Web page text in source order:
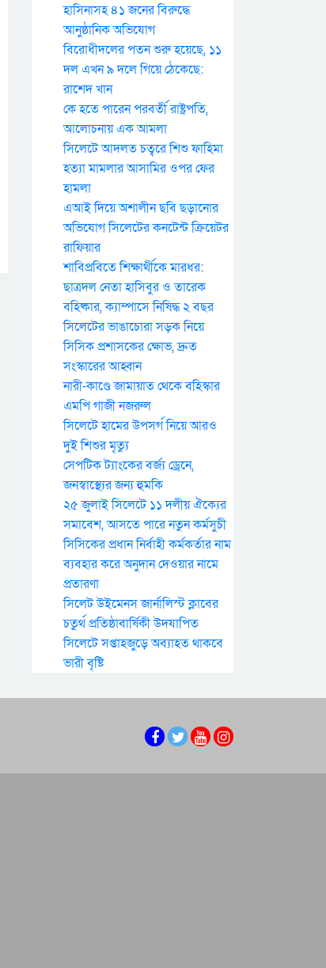
হাসিনাসহ ৪১ জনের বিরুদ্ধে
আনুষ্ঠানিক অভিযোগ
বিরোধীদলের পতন শুরু হয়েছে, ১১
দল এখন ৯ দলে গিয়ে ঠেকেছে:
রাশেদ খান
কে হতে পারেন পরবর্তী রাষ্ট্রপতি,
আলোচনায় এক আমলা
সিলেটে আদলত চত্বরে শিশু ফাহিমা
হত্যা মামলার আসামির ওপর ফের
হামলা
এআই দিয়ে অশালীন ছবি ছড়ানোর
অভিযোগ সিলেটের কনটেন্ট ক্রিয়েটর
রাফিয়ার
শাবিপ্রবিতে শিক্ষার্থীকে মারধর:
ছাত্রদল নেতা হাসিবুর ও তারেক
বহিষ্কার, ক্যাম্পাসে নিষিদ্ধ ২ বছর
সিলেটের ভাঙাচোরা সড়ক নিয়ে
সিসিক প্রশাসকের ক্ষোভ, দ্রুত
সংস্কারের আহ্বান
নারী-কাণ্ডে জামায়াত থেকে বহিস্কার
এমপি গাজী নজরুল
সিলেটে হামের উপসর্গ নিয়ে আরও
দুই শিশুর মৃত্যু
সেপটিক ট্যাংকের বর্জ্য ড্রেনে,
জনস্বাস্থ্যের জন্য হুমকি
২৫ জুলাই সিলেটে ১১ দলীয় ঐক্যের
সমাবেশ, আসতে পারে নতুন কর্মসুচী
সিসিকের প্রধান নির্বাহী কর্মকর্তার নাম
ব্যবহার করে অনুদান দেওয়ার নামে
প্রতারণা
সিলেট উইমেনস জার্নালিস্ট ক্লাবের
চতুর্থ প্রতিষ্ঠাবার্ষিকী উদযাপিত
সিলেটে সপ্তাহজুড়ে অব্যাহত থাকবে
ভারী বৃষ্টি